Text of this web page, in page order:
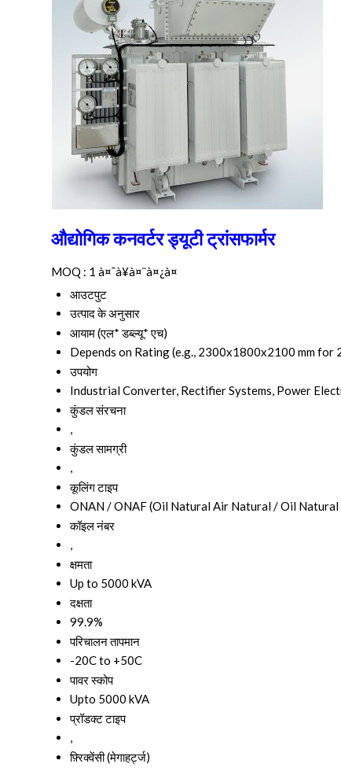
औद्योगिक कनवर्टर ड्यूटी ट्रांसफार्मर
MOQ : 1 à¤¯à¥à¤¨à¤¿à¤
आउटपुट
उत्पाद के अनुसार
आयाम (एल* डब्ल्यू* एच)
Depends on Rating (e.g., 2300x1800x2100 mm for
उपयोग
Industrial Converter, Rectifier Systems, Power
कुंडल संरचना
,
कुंडल सामग्री
,
कूलिंग टाइप
ONAN / ONAF (Oil Natural Air Natural / Oil Natural
कॉइल नंबर
,
क्षमता
Up to 5000 kVA
दक्षता
99.9%
परिचालन तापमान
-20C to +50C
पावर स्कोप
Upto 5000 kVA
प्रॉडक्ट टाइप
,
फ़्रिक्वेंसी (मेगाहर्ट्ज)